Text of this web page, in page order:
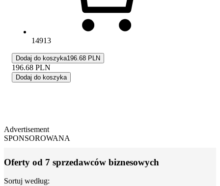
14913
Dodaj do koszyka196.68 PLN
196.68 PLN
Dodaj do koszyka
Advertisement
SPONSOROWANA
Oferty od 7 sprzedawców biznesowych
Sortuj według: